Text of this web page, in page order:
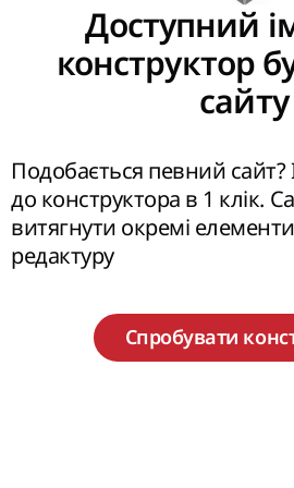
Доступний
конструктор
сайту
Подобається певний сайт?
до конструктора в 1 клік.
витягнути окремі
редактуру
Спробувати